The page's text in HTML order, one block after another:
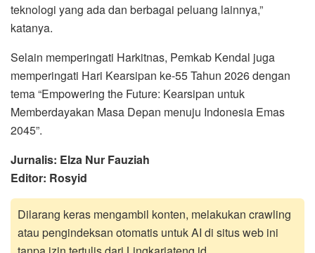
teknologi yang ada dan berbagai peluang lainnya,”
katanya.
Selain memperingati Harkitnas, Pemkab Kendal juga
memperingati Hari Kearsipan ke-55 Tahun 2026 dengan
tema “Empowering the Future: Kearsipan untuk
Memberdayakan Masa Depan menuju Indonesia Emas
2045”.
Jurnalis: Elza Nur Fauziah
Editor: Rosyid
Dilarang keras mengambil konten, melakukan crawling
atau pengindeksan otomatis untuk AI di situs web ini